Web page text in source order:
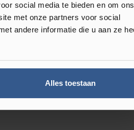
social media te bieden en om ons
met onze partners voor social
andere informatie die u aan ze
Alles toestaan
van PVC en laminaat tot
inspiratie op te doen of om direct